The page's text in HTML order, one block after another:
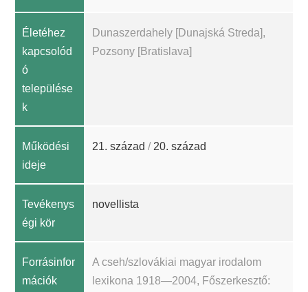
Életéhez
kapcsolód
ó
települése
k
Dunaszerdahely [Dunajská Streda],
Pozsony [Bratislava]
Működési
ideje
21. század / 20. század
Tevékenys
égi kör
novellista
Forrásinfor
mációk
A cseh/szlovákiai magyar irodalom
lexikona 1918—2004, Főszerkesztő: